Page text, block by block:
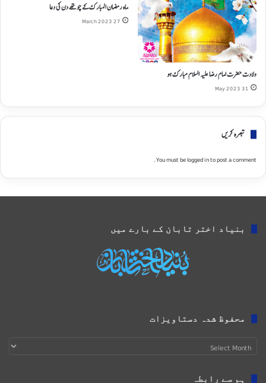
ولادت حضرت امام رضا علیہ السلام مبارک ہو
31 May 2023
ماہ رمضان المبارک کے چوتھے دن کی دعا
27 March 2023
تبصره کریں
You must belogged into post a comment.
بنیاد اختر تابان کے بارے میں
محفوظ شدہ دستاویزات
محفوظ
ہم سے رابطہ